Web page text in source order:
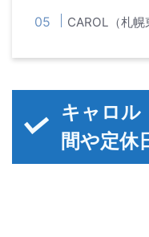
CAROL（札
キャロル
間や定休